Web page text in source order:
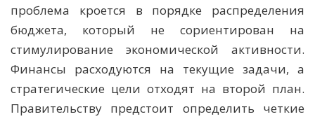
проблема кроется в порядке распределения
бюджета, который не сориентирован на
стимулирование экономической активности.
Финансы расходуются на текущие задачи, а
стратегические цели отходят на второй план.
Правительству предстоит определить четкие